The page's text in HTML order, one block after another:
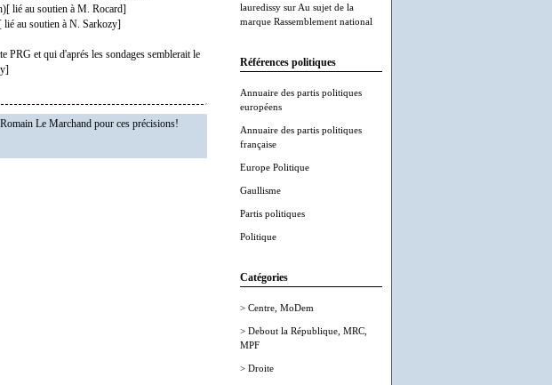
lauredissy sur Au sujet de la
marque Rassemblement national
Références politiques
Annuaire des partis politiques
européens
Annuaire des partis politiques
française
Europe Politique
Gaullisme
Partis politiques
Politique
Catégories
> Centre, MoDem
> Debout la République, MRC,
MPF
> Droite
lié au soutien à M. Rocard]
au soutien à N. Sarkozy]
PRG et qui d'aprés les sondages semblerait le
Le Marchand pour ces précisions!